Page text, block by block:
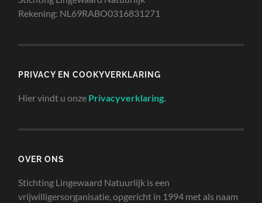
Rekening: NL69RABO0316831271
PRIVACY EN COOKYVERKLARING
Hier vindt u onze Privacyverklaring
OVER ONS
Stichting Lingewaard Natuurlijk is een
vrijwilligersorganisatie, opgericht in 1994 met als naam